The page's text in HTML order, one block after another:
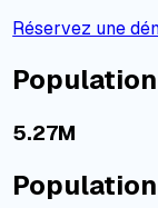
Réservez une
5.27M